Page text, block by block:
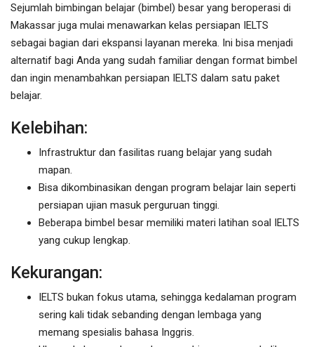
Sejumlah bimbingan belajar (bimbel) besar yang beroperasi di
Makassar juga mulai menawarkan kelas persiapan IELTS
sebagai bagian dari ekspansi layanan mereka. Ini bisa menjadi
alternatif bagi Anda yang sudah familiar dengan format bimbel
dan ingin menambahkan persiapan IELTS dalam satu paket
belajar.
Kelebihan:
Infrastruktur dan fasilitas ruang belajar yang sudah
mapan.
Bisa dikombinasikan dengan program belajar lain seperti
persiapan ujian masuk perguruan tinggi.
Beberapa bimbel besar memiliki materi latihan soal IELTS
yang cukup lengkap.
Kekurangan:
IELTS bukan fokus utama, sehingga kedalaman program
sering kali tidak sebanding dengan lembaga yang
memang spesialis bahasa Inggris.